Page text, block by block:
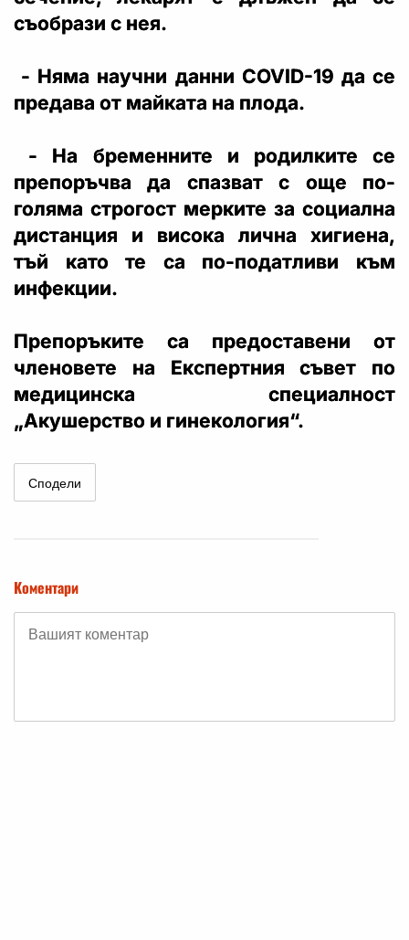
съобрази с нея.
- Няма научни данни COVID-19 да се
предава от майката на плода.
- На бременните и родилките се
препоръчва да спазват с още по-
голяма строгост мерките за социална
дистанция и висока лична хигиена,
тъй като те са по-податливи към
инфекции.
Препоръките са предоставени от
членовете на Експертния съвет по
медицинска специалност
„Акушерство и гинекология“.
Сподели
Коментари